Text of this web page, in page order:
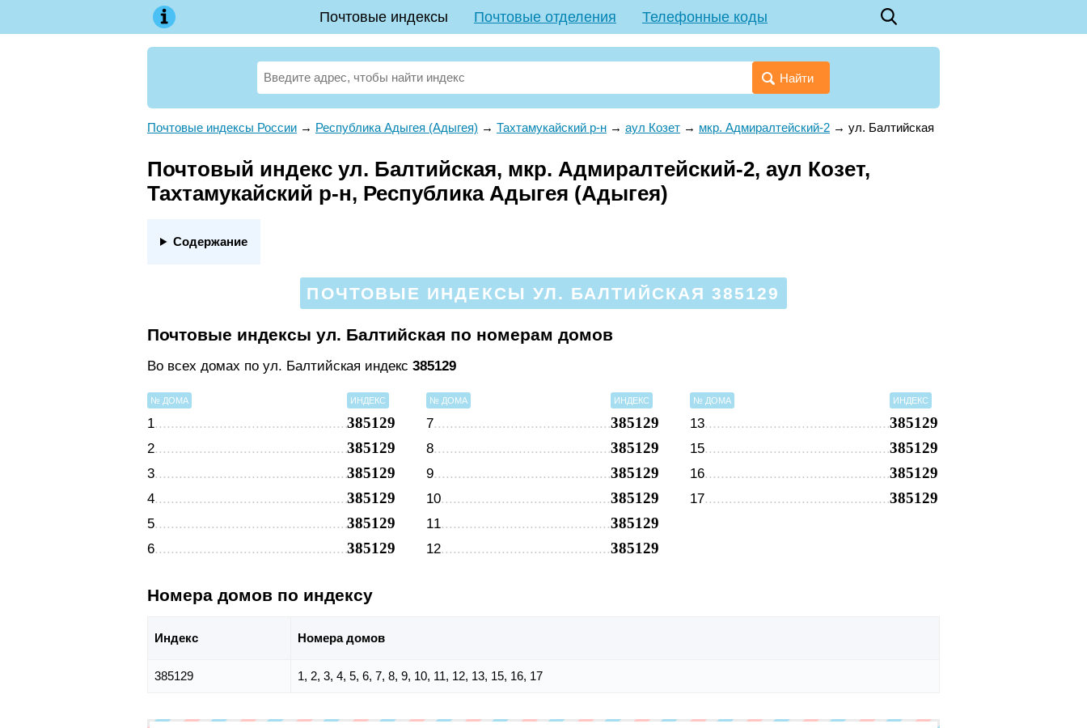
Почтовые индексы Почтовые отделения Телефонные коды
Найти
Почтовые индексы России → Республика Адыгея (Адыгея) → Тахтамукайский р-н → аул Козет → мкр. Адмиралтейский-2 → ул. Балтийская
Почтовый индекс ул. Балтийская, мкр. Адмиралтейский-2, аул Козет,
Тахтамукайский р-н, Республика Адыгея (Адыгея)
Содержание
ПОЧТОВЫЕ ИНДЕКСЫ УЛ. БАЛТИЙСКАЯ 385129
Почтовые индексы ул. Балтийская по номерам домов
Во всех домах по ул. Балтийская индекс 385129
№ ДОМА ИНДЕКС
1 385129
2 385129
3 385129
4 385129
5 385129
6 385129
№ ДОМА ИНДЕКС
7 385129
8 385129
9 385129
10 385129
11 385129
12 385129
№ ДОМА ИНДЕКС
13 385129
15 385129
16 385129
17 385129
Номера домов по индексу
Индекс Номера домов
385129 1, 2, 3, 4, 5, 6, 7, 8, 9, 10, 11, 12, 13, 15, 16, 17